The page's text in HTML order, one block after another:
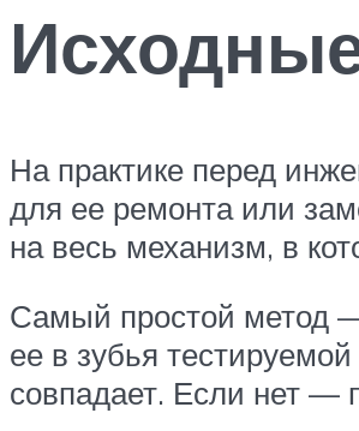
На практике перед
для ее ремонта или
на весь механизм, в
Самый простой метод —
ее в зубья
совпадает. Если нет —